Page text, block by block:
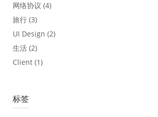
网络协议 (4)
旅行 (3)
UI Design (2)
生活 (2)
Client (1)
标签